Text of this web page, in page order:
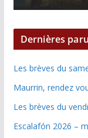
Dernières
Les brèves du
Maurrin, rendez
Les brèves du
Escalafón 2026 –